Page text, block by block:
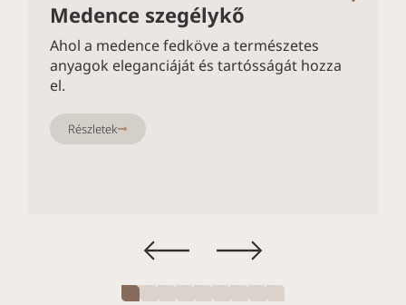
Medence szegélykő
Ahol a medence fedköve a természetes
anyagok eleganciáját és tartósságát hozza
el.
Részletek